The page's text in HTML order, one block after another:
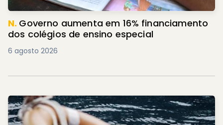
N. Governo aumenta em 16% financiamento
dos colégios de ensino especial
6 agosto 2026